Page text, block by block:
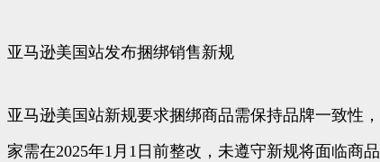
亚马逊美国站发布捆绑销售新规
亚马逊美国站新规要求捆绑商品需保持品牌一致性
家需在2025年1月1日前整改，未遵守新规将面临商